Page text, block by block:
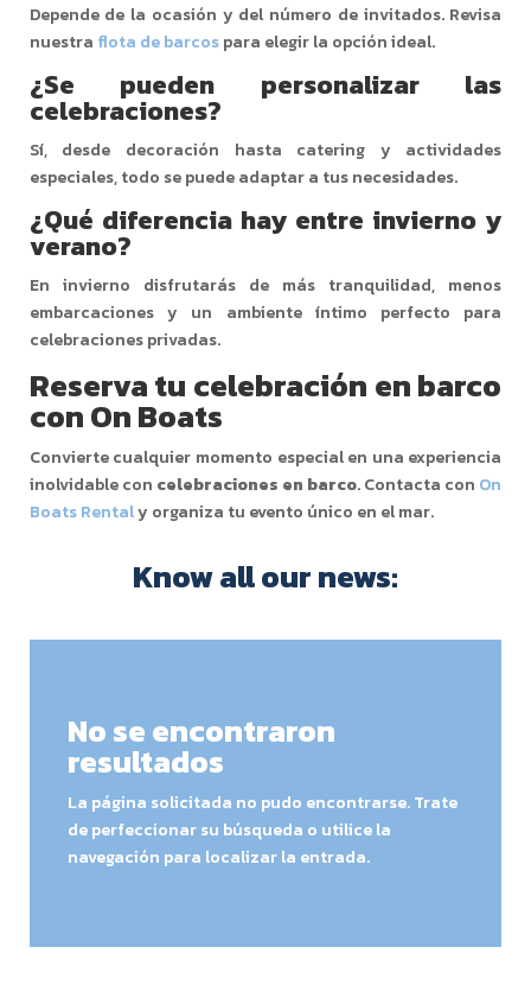
Depende de la ocasión y del número de invitados. Revisa
nuestra flota de barcospara elegir la opción ideal.
¿Se pueden personalizar las
celebraciones?
Sí, desde decoración hasta catering y actividades
especiales, todo se puede adaptar a tus necesidades.
¿Qué diferencia hay entre invierno y
verano?
En invierno disfrutarás de más tranquilidad, menos
embarcaciones y un ambiente íntimo perfecto para
celebraciones privadas.
Reserva tu celebración en barco
con On Boats
Convierte cualquier momento especial en una experiencia
inolvidable con celebraciones en barco. Contacta con On
Boats Rentaly organiza tu evento único en el mar.
Know all our news:
No se encontraron
resultados
La página solicitada no pudo encontrarse. Trate
de perfeccionar su búsqueda o utilice la
navegación para localizar la entrada.